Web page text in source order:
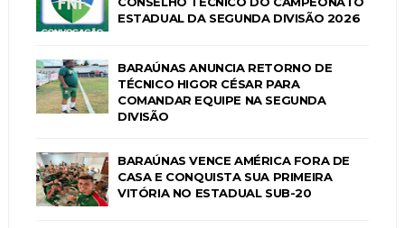
ESTADUAL DA SEGUNDA DIVISÃO 2026
BARAÚNAS ANUNCIA RETORNO DE
TÉCNICO HIGOR CÉSAR PARA
COMANDAR EQUIPE NA SEGUNDA
DIVISÃO
BARAÚNAS VENCE AMÉRICA FORA DE
CASA E CONQUISTA SUA PRIMEIRA
VITÓRIA NO ESTADUAL SUB-20